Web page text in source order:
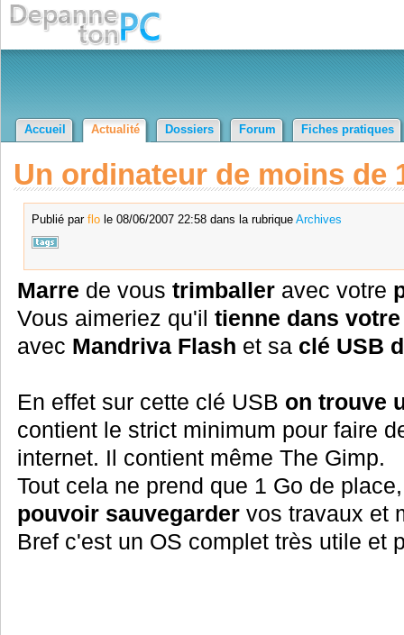
Accueil Actualité Dossiers Forum Fiches pratiques
Un ordinateur de moins de
Publié par flole 08/06/2007 22:58 dans la rubrique Archives
Marre de vous trimballeravec votre
Vous aimeriez qu'il tienne dans
avec Mandriva Flash et sa clé USB
En effet sur cette clé USB on trouve
contient le strict minimum pour faire
internet. Il contient même The Gimp.
Tout cela ne prend que 1 Go de
pouvoir sauvegardervos travaux et
Bref c'est un OS complet très utile et